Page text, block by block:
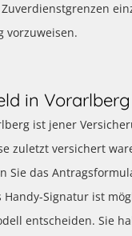
vorzuweisen.
in
ist jener
zuletzt versichert
Sie das
Signatur ist
entscheiden. Sie